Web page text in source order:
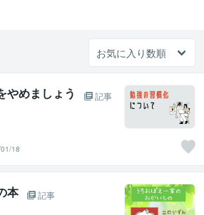
やめましょう
記事
18
本
記事